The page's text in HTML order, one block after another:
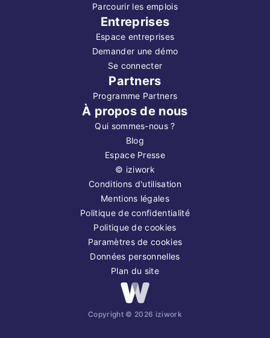
Parcourir les emplois
Entreprises
Espace entreprises
Demander une démo
Se connecter
Partners
Programme Partners
À propos de nous
Qui sommes-nous ?
Blog
Espace Presse
© iziwork
Conditions d'utilisation
Mentions légales
Politique de confidentialité
Politique de cookies
Paramètres de cookies
Données personnelles
Plan du site
Copyright © 2026 iziwork